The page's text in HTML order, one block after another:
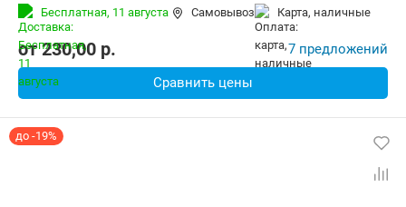
Бесплатная, 11 августа Самовывоз карта, наличные
от230,00 p. 7 предложений
Сравнить цены
до -19%